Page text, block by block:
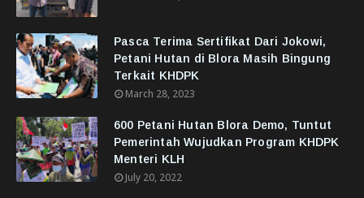
Pasca Terima Sertifikat Dari Jokowi,
Petani Hutan di Blora Masih Bingung
Terkait KHDPK
March 28, 2023
600 Petani Hutan Blora Demo, Tuntut
Pemerintah Wujudkan Program KHDPK
Menteri KLH
July 20, 2022